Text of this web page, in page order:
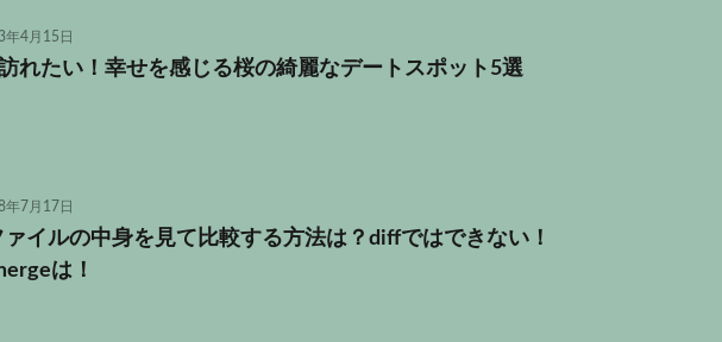
年4月15日
れたい！幸せを感じる桜の綺麗なデートスポット5選
年7月17日
ァイルの中身を見て比較する方法は？diffではできない！
は！